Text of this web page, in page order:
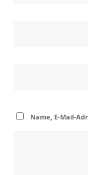
Name, E-Mail-